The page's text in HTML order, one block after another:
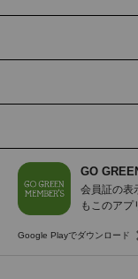
GO
会員証の表
もこのアプ
Google Playでダウンロード